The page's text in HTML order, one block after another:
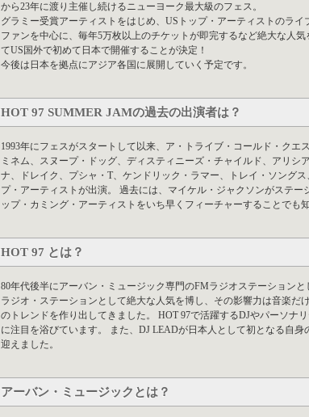
から23年に渡り主催し続けるニューヨーク最大級のフェス。
グラミー受賞アーティストをはじめ、USトップ・アーティストのラ
ファンを中心に、毎年5万枚以上のチケットが即完するなど絶大な人
てUS国外で初めて日本で開催することが決定！
今後は日本を拠点にアジア各国に展開していく予定です。
HOT 97 SUMMER JAMの過去の出演者は？
1993年にフェスがスタートして以来、ア・トライブ・コールド・ク
ミネム、スヌープ・ドッグ、ディスティニーズ・チャイルド、アリ
ナ、ドレイク、プシャ・T、ケンドリック・ラマー、トレイ・ソング
プ・アーティストが出演。 過去には、マイケル・ジャクソンがステ
ップ・カミング・アーティストをいち早くフィーチャーすることでも
HOT 97 とは？
80年代後半にアーバン・ミュージック専門のFMラジオステーション
ラジオ・ステーションとして絶大な人気を博し、その影響力は音楽
のトレンドを作り出してきました。 HOT 97で活躍するDJやパーソナ
に注目を浴びています。 また、DJ LEADが日本人として初となる自
迎えました。
アーバン・ミュージックとは？